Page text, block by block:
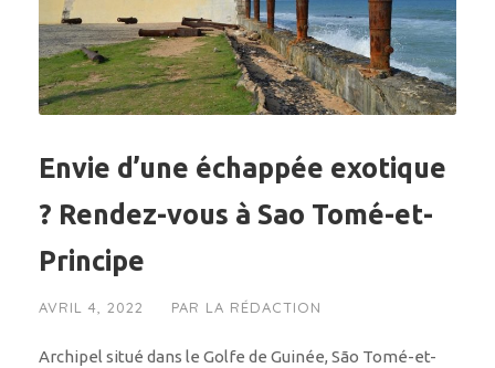
Envie d’une échappée exotique
? Rendez-vous à Sao Tomé-et-
Principe
AVRIL 4, 2022 PAR LA RÉDACTION
Archipel situé dans le Golfe de Guinée, São Tomé-et-